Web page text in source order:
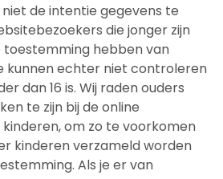
de intentie gegevens te
die jonger zijn
toestemming hebben van
kunnen echter niet controleren
dan 16 is. Wij raden ouders
te zijn bij de online
om zo te voorkomen
kinderen verzameld worden
Als je er van